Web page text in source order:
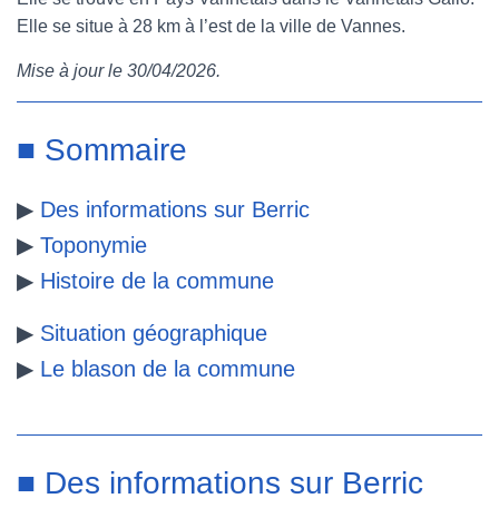
e
b
o
k
t
t
r
t
e
e
s
b
Elle se situe à 28 km à l’est de la ville de Vannes.
Mise à jour le 30/04/2026.
■ Sommaire
▶ Des informations sur Berric
▶ Toponymie
▶ Histoire de la commune
▶ Situation géographique
▶ Le blason de la commune
■ Des informations sur Berric